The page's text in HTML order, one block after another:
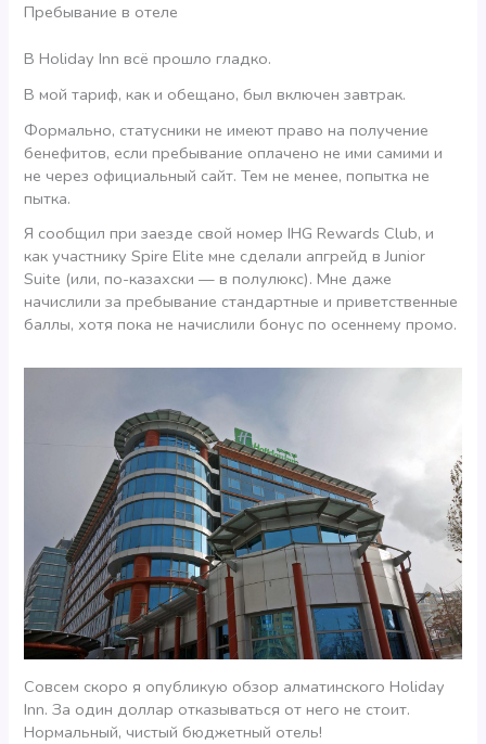
Пребывание в отеле
В Holiday Inn всё прошло гладко.
В мой тариф, как и обещано, был включен завтрак.
Формально, статусники не имеют право на получение
бенефитов, если пребывание оплачено не ими самими и
не через официальный сайт. Тем не менее, попытка не
пытка.
Я сообщил при заезде свой номер IHG Rewards Club, и
как участнику Spire Elite мне сделали апгрейд в Junior
Suite (или, по-казахски — в полулюкс). Мне даже
начислили за пребывание стандартные и приветственные
баллы, хотя пока не начислили бонус по осеннему промо.
Совсем скоро я опубликую обзор алматинского Holiday
Inn. За один доллар отказываться от него не стоит.
Нормальный, чистый бюджетный отель!